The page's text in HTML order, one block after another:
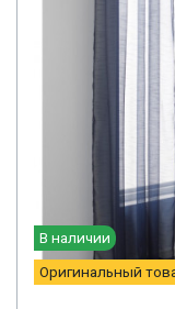
В наличии
Оригинальный